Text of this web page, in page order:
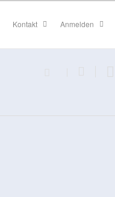
Kontakt Anmelden